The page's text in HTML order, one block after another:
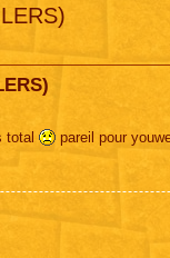
total pareil pour